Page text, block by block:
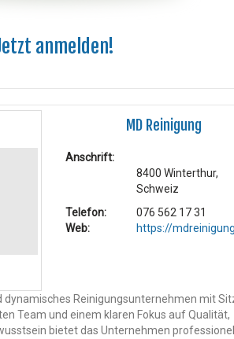
anmelden!
MD Reinigung
Anschrift:
8400 Winterthur,
Schweiz
Telefon:
076 562 17 31
Web:
https://
dynamisches Reinigungsunternehmen mit
Team und einem klaren Fokus auf Qualität,
bietet das Unternehmen